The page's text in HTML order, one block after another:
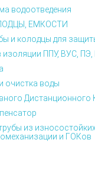
водоотведения
ЕМКОСТИ
и колодцы для
изоляции ППУ, ВУС, ПЭ,
очистка воды
Дистанционного
из
и ГОКов